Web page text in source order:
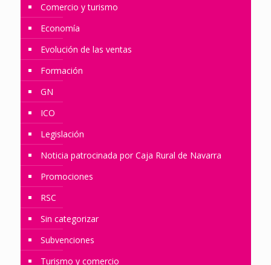
Comercio y turismo
Economía
Evolución de las ventas
Formación
GN
ICO
Legislación
Noticia patrocinada por Caja Rural de Navarra
Promociones
RSC
Sin categorizar
Subvenciones
Turismo y comercio